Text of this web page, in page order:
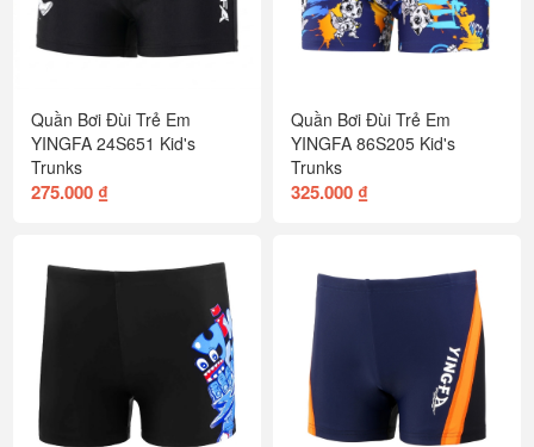
Quần Bơi Đùi Trẻ Em
YINGFA 24S651 Kid's
Trunks
275.000 ₫
Quần Bơi Đùi Trẻ Em
YINGFA 86S205 Kid's
Trunks
325.000 ₫